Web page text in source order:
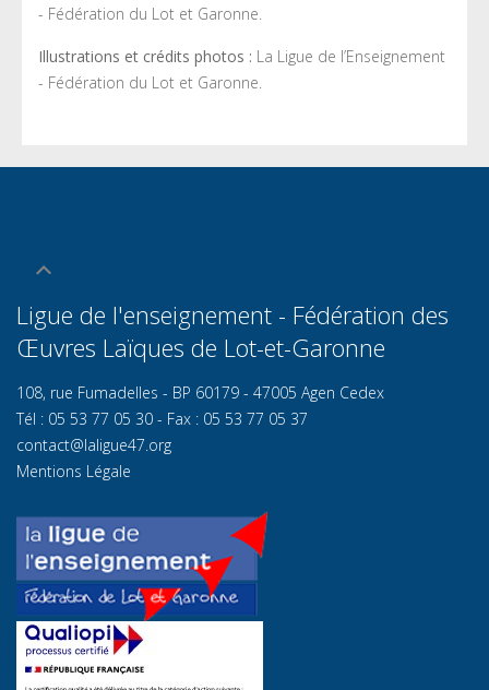
- Fédération du Lot et Garonne.
Illustrations et crédits photos : La Ligue de l’Enseignement
- Fédération du Lot et Garonne.
Ligue de l'enseignement - Fédération des
Œuvres Laïques de Lot-et-Garonne
108, rue Fumadelles - BP 60179 - 47005 Agen Cedex
Tél : 05 53 77 05 30 - Fax : 05 53 77 05 37
contact@laligue47.org
Mentions Légale